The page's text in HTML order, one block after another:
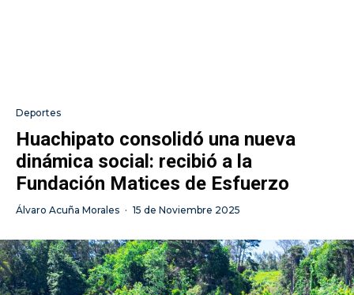
Deportes
Huachipato consolidó una nueva
dinámica social: recibió a la
Fundación Matices de Esfuerzo
Álvaro Acuña Morales · 15 de Noviembre 2025